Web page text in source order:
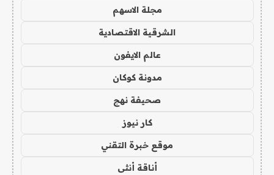
مجلة الاسهم
الشرقية الاقتصادية
عالم الايفون
مدونة كوكان
صحيفة نهج
كار نيوز
موقع خبرة التقني
أناقة أنثى